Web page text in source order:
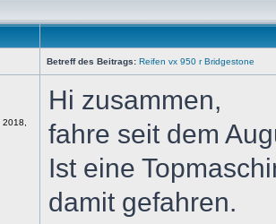
Betreff des Beitrags: Reifen vx 950 r Bridgestone
Hi zusammen,
fahre seit dem
Ist eine
damit gefahren.